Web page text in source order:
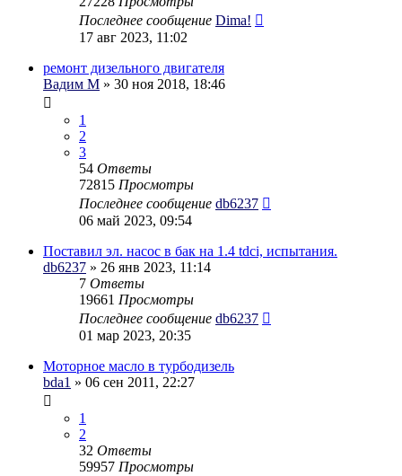
Последнее сообщение Dima!
17 авг 2023, 11:02
ремонт дизельного двигателя
Вадим М » 30 ноя 2018, 18:46
1
2
3
54 Ответы
72815 Просмотры
Последнее сообщение db6237
06 май 2023, 09:54
Поставил эл. насос в бак на 1.4 tdci, испытания.
db6237 » 26 янв 2023, 11:14
7 Ответы
19661 Просмотры
Последнее сообщение db6237
01 мар 2023, 20:35
Моторное масло в турбодизель
bda1 » 06 сен 2011, 22:27
1
2
32 Ответы
59957 Просмотры